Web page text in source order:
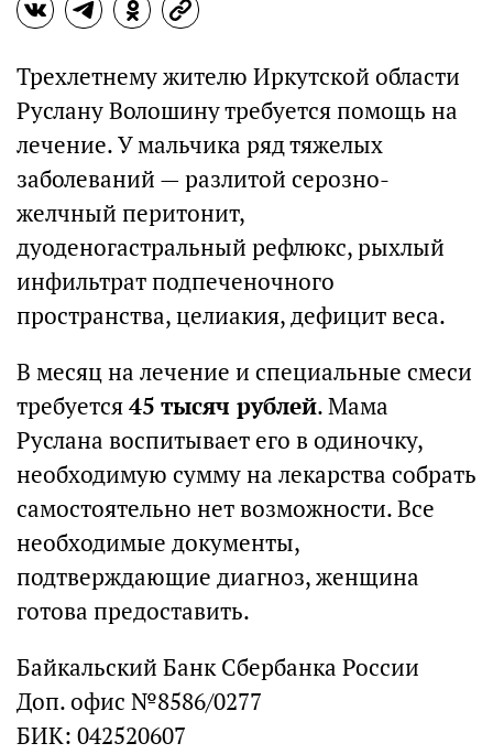
Трехлетнему жителю Иркутской области
Руслану Волошину требуется помощь на
лечение. У мальчика ряд тяжелых
заболеваний — разлитой серозно-
желчный перитонит,
дуоденогастральный рефлюкс, рыхлый
инфильтрат подпеченочного
пространства, целиакия, дефицит веса.
В месяц на лечение и специальные смеси
требуется45 тысяч рублей. Мама
Руслана воспитывает его в одиночку,
необходимую сумму на лекарства собрать
самостоятельно нет возможности. Все
необходимые документы,
подтверждающие диагноз, женщина
готова предоставить.
Байкальский Банк Сбербанка России
Доп. офис №8586/0277
БИК: 042520607